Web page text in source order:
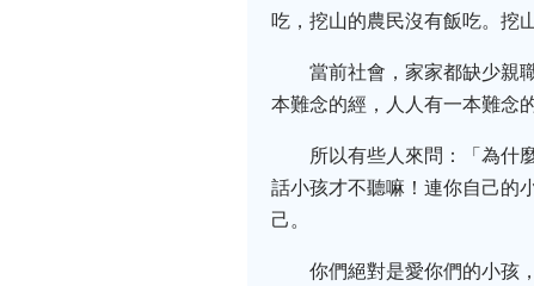
吃，挖山的農民沒有飯吃。挖
當前社會，家家都缺少親
本難念的經，人人有一本難念的
所以有些人來問：「為什
話小孩才不聽嘛！連你自己的
己。
你們絕對是愛你們的小孩